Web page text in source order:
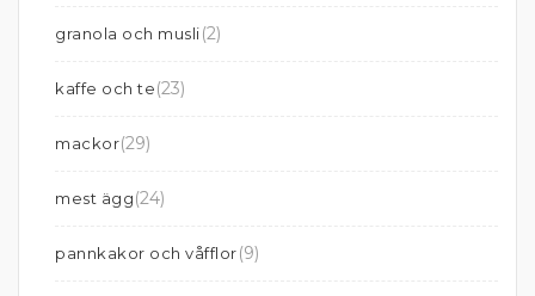
granola och musli(2)
kaffe och te(23)
mackor(29)
mest ägg(24)
pannkakor och våfflor(9)